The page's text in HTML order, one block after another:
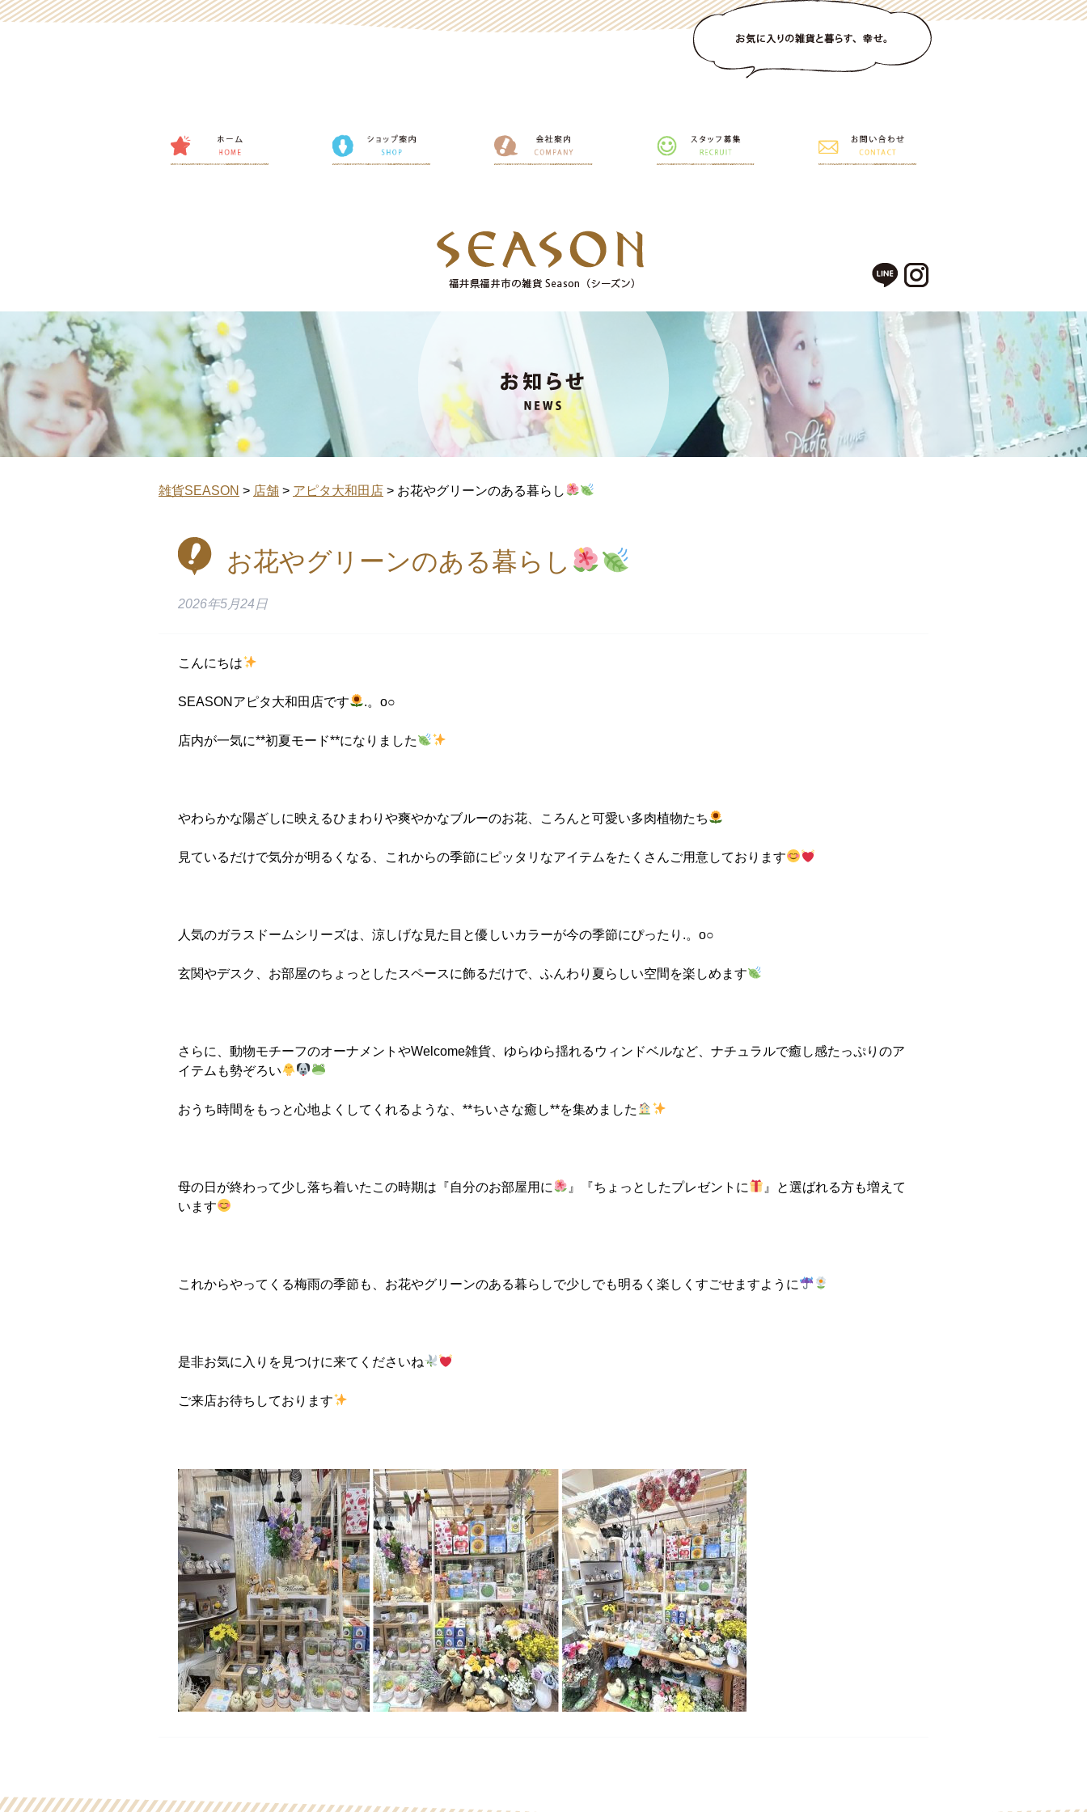
雑貨SEASON > 店舗 > アピタ大和田店 > お花やグリーンのある暮らし
お花やグリーンのある暮らし
2026年5月24日
こんにちは
SEASONアピタ大和田店です .。o○
店内が一気に**初夏モード**になりました
やわらかな陽ざしに映えるひまわりや爽やかなブルーのお花、ころんと可愛い多肉植物たち
見ているだけで気分が明るくなる、これからの季節にピッタリなアイテムをたくさんご用意しております
人気のガラスドームシリーズは、涼しげな見た目と優しいカラーが今の季節にぴったり.。o○
玄関やデスク、お部屋のちょっとしたスペースに飾るだけで、ふんわり夏らしい空間を楽しめます
さらに、動物モチーフのオーナメントやWelcome雑貨、ゆらゆら揺れるウィンドベルなど、ナチュラルで癒し感たっぷりのア
イテムも勢ぞろい
おうち時間をもっと心地よくしてくれるような、**ちいさな癒し**を集めました
母の日が終わって少し落ち着いたこの時期は『自分のお部屋用に 』『ちょっとしたプレゼントに
』と選ばれる方も増えて
います
これからやってくる梅雨の季節も、お花やグリーンのある暮らしで少しでも明るく楽しくすごせますように
是非お気に入りを見つけに来てくださいね
ご来店お待ちしております